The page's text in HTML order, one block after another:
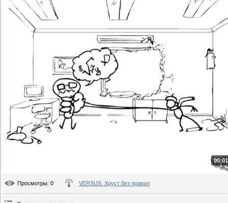
Просмотры: 0 VERSUS. Хруст без правил